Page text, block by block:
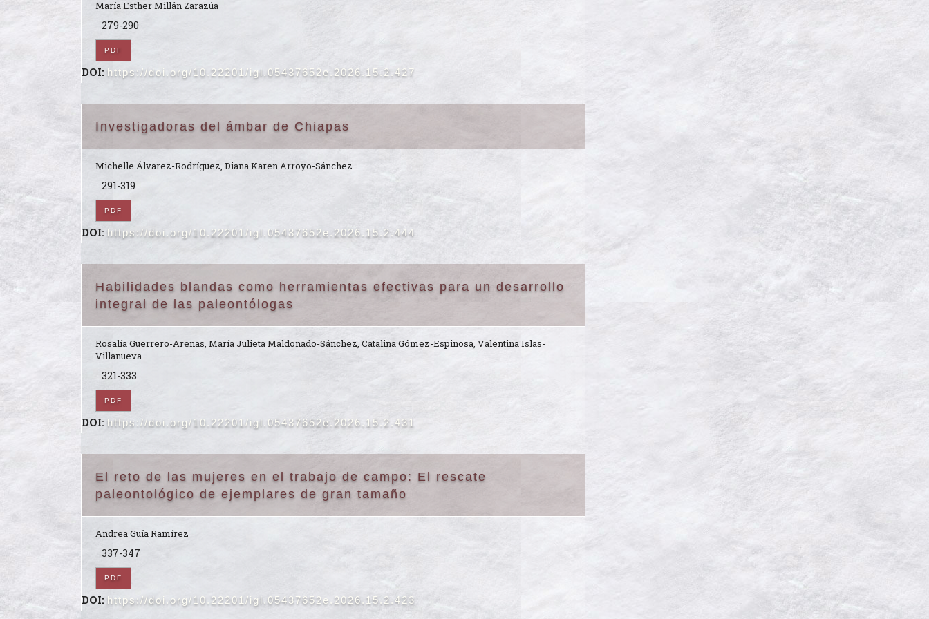
María Esther Millán Zarazúa
279-290
PDF
DOI: https://doi.org/10.22201/igl.05437652e.2026.15.2.427
Investigadoras del ámbar de Chiapas
Michelle Álvarez-Rodríguez, Diana Karen Arroyo-Sánchez
291-319
PDF
DOI: https://doi.org/10.22201/igl.05437652e.2026.15.2.444
Habilidades blandas como herramientas efectivas para un desarrollo
integral de las paleontólogas
Rosalía Guerrero-Arenas, María Julieta Maldonado-Sánchez, Catalina Gómez-Espinosa, Valentina Islas-
Villanueva
321-333
PDF
DOI: https://doi.org/10.22201/igl.05437652e.2026.15.2.431
El reto de las mujeres en el trabajo de campo: El rescate
paleontológico de ejemplares de gran tamaño
Andrea Guía Ramírez
337-347
PDF
DOI: https://doi.org/10.22201/igl.05437652e.2026.15.2.423